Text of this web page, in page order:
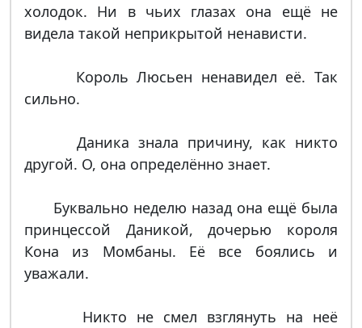
холодок. Ни в чьих глазах она ещё не
видела такой неприкрытой ненависти.
Король Люсьен ненавидел её. Так
сильно.
Даника знала причину, как никто
другой. О, она определённо знает.
Буквально неделю назад она ещё была
принцессой Даникой, дочерью короля
Кона из Момбаны. Её все боялись и
уважали.
Никто не смел взглянуть на неё